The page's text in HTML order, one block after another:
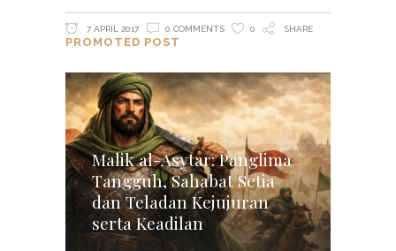
7 APRIL 2017 0 COMMENTS 0 SHARE
PROMOTED POST
Malik al-Asytar: Panglima
Tangguh, Sahabat Setia
dan Teladan Kejujuran
serta Keadilan